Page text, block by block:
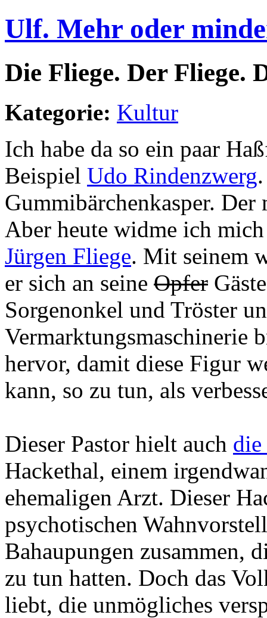
Ulf. Mehr oder
Die Fliege. Der Fliege.
Kategorie: Kultur
Ich habe da so ein paar
Beispiel Udo Rindenzwerg
Gummibärchenkasper.
Aber heute widme ich
Jürgen Fliege. Mit seinem
er sich an seine Opfer
Sorgenonkel und Tröster
Vermarktungsmaschinerie
hervor, damit diese Figur
kann, so zu tun, als
Dieser Pastor hielt auch die
Hackethal, einem
ehemaligen Arzt. Dieser
psychotischen
Bahaupungen zusammen,
zu tun hatten. Doch das
liebt, die unmögliches